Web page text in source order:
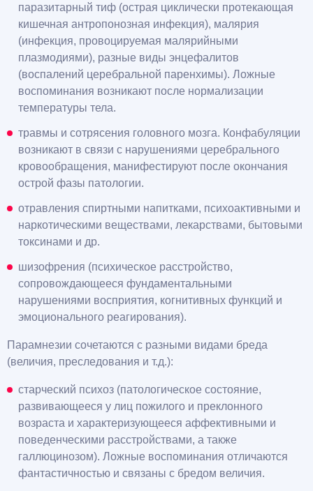
паразитарный тиф (острая циклически протекающая
кишечная антропонозная инфекция), малярия
(инфекция, провоцируемая малярийными
плазмодиями), разные виды энцефалитов
(воспалений церебральной паренхимы). Ложные
воспоминания возникают после нормализации
температуры тела.
травмы и сотрясения головного мозга. Конфабуляции
возникают в связи с нарушениями церебрального
кровообращения, манифестируют после окончания
острой фазы патологии.
отравления спиртными напитками, психоактивными и
наркотическими веществами, лекарствами, бытовыми
токсинами и др.
шизофрения (психическое расстройство,
сопровождающееся фундаментальными
нарушениями восприятия, когнитивных функций и
эмоционального реагирования).
Парамнезии сочетаются с разными видами бреда
(величия, преследования и т.д.):
старческий психоз (патологическое состояние,
развивающееся у лиц пожилого и преклонного
возраста и характеризующееся аффективными и
поведенческими расстройствами, а также
галлюцинозом). Ложные воспоминания отличаются
фантастичностью и связаны с бредом величия.